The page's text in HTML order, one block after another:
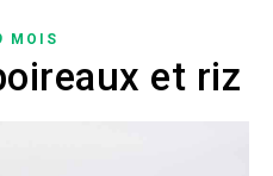
MOIS
et riz